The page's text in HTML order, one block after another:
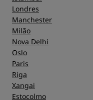
Londres
Manchester
Milão
Nova Delhi
Oslo
Paris
Riga
Xangai
Estocolmo